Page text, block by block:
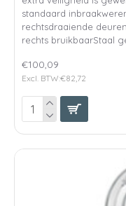
standaard
rechtsdraaiende
rechts bruikbaarStaal
€100,09
Excl. BTW:€82,72